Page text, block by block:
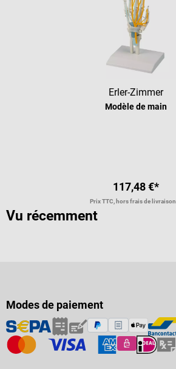
Erler-Zimmer
Modèle de main
117,48 €*
Prix TTC, hors frais de livraison
Vu récemment
Modes de paiement